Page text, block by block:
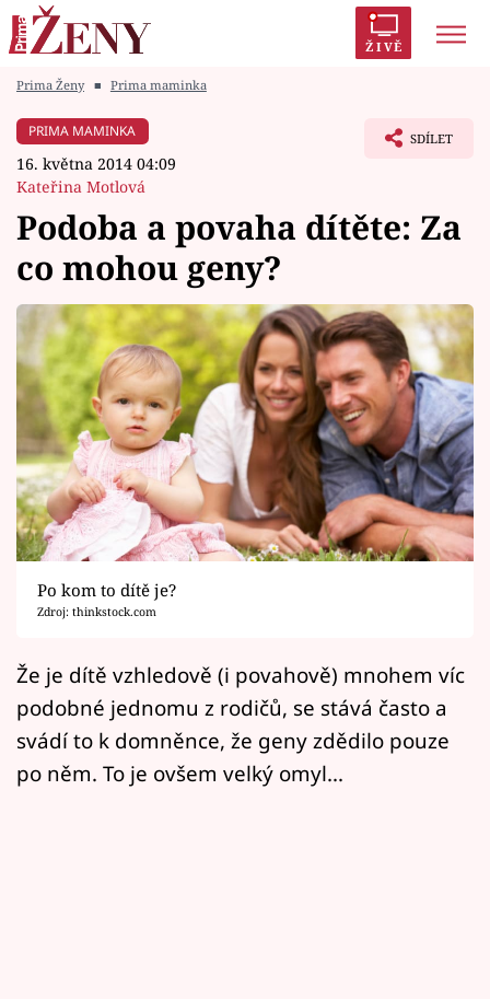
ŽIVĚ
Módní alarm
Zrádci
Témata
Celebrity
Vztahy
Seriály
Horoskopy
Sledujte prima+
Filmový festival Karlovy Vary
Mámy sobě
Přihlášení
Prima Ženy ■ Prima maminka
PRIMA MAMINKA
16. května 2014 04:09
Kateřina Motlová
SDÍLET
Podoba a povaha dítěte: Za
co mohou geny?
Po kom to dítě je?
Zdroj: thinkstock.com
Že je dítě vzhledově (i povahově) mnohem víc
podobné jednomu z rodičů, se stává často a
svádí to k domněnce, že geny zdědilo pouze
po něm. To je ovšem velký omyl...